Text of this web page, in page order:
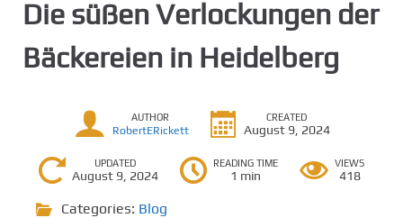
Die süßen Verlockungen der
Bäckereien in Heidelberg
AUTHOR
RobertERickett
CREATED
August 9, 2024
UPDATED
August 9, 2024
READING TIME
1 min
VIEWS
418
Categories: Blog